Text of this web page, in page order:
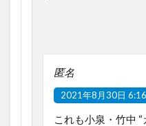
匿名
2021年8月30日
これも小泉・竹中